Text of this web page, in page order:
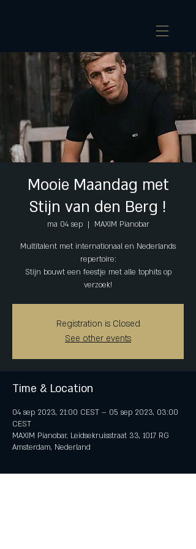
Mooie Maandag met
Stijn van den Berg !
ma 04 sep
  |
MAXIM Pianobar
Multitalent met internationaal en Nederlands
repertoire:
Stijn bouwt een feestje met alle tophits op
verzoek!
Registration is Closed
See other events
Time & Location
04 sep 2023, 21:00 CEST – 05 sep 2023, 03:00
CEST
MAXIM Pianobar, Leidsekruisstraat 33, 1017 RG
Amsterdam, Nederland